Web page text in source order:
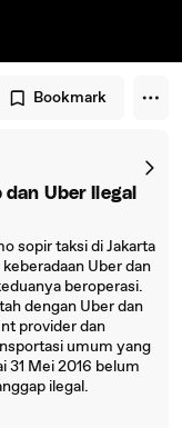
Bookmark
Uber Ilegal
sopir taksi di Jakarta
Uber dan
beroperasi.
dengan Uber dan
provider dan
umum yang
31 Mei 2016 belum
ilegal.